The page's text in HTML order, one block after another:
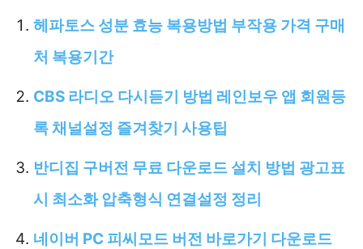
헤파토스 성분 효능 복용방법 부작용 가격 구매
처 복용기간
CBS 라디오 다시듣기 방법 레인보우 앱 회원등
록 채널설정 즐겨찾기 사용팁
반디집 구버전 무료 다운로드 설치 방법 광고표
시 최소화 압축형식 연결설정 정리
네이버 PC 피씨모드 버전 바로가기 다운로드